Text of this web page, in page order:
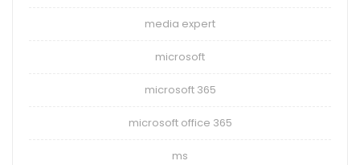
media expert
microsoft
microsoft 365
microsoft office 365
ms